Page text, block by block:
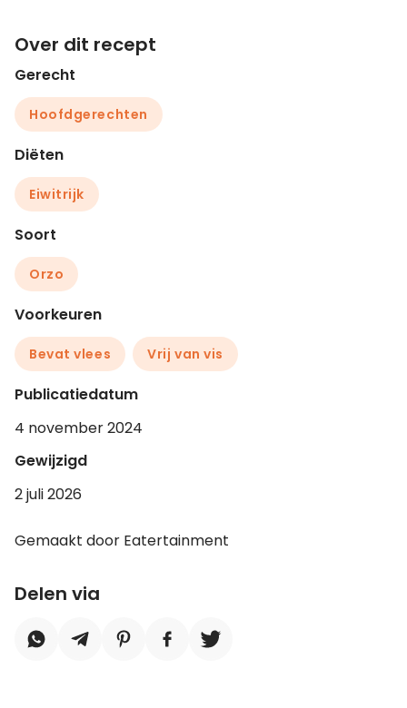
Over dit recept
Gerecht
Hoofdgerechten
Diëten
Eiwitrijk
Soort
Orzo
Voorkeuren
Bevat vlees Vrij van vis
Publicatiedatum
4 november 2024
Gewijzigd
2 juli 2026
Gemaakt door Eatertainment
Delen via